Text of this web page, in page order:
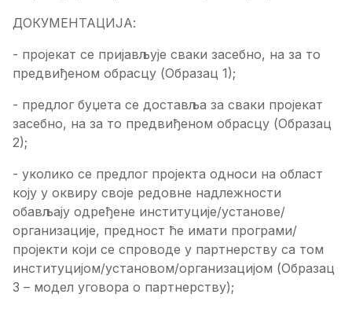
ДОКУМЕНТАЦИЈА:
- пројекат се пријављује сваки засебно, на за то
предвиђеном обрасцу (Образац 1);
- предлог буџета се доставља за сваки пројекат
засебно, на за то предвиђеном обрасцу (Образац
2);
- уколико се предлог пројекта односи на област
коју у оквиру своје редовне надлежности
обављају одређене институције/установе/
организације, предност ће имати програми/
пројекти који се спроводе у партнерству са том
институцијом/установом/организацијом (Образац
3 – модел уговора о партнерству);